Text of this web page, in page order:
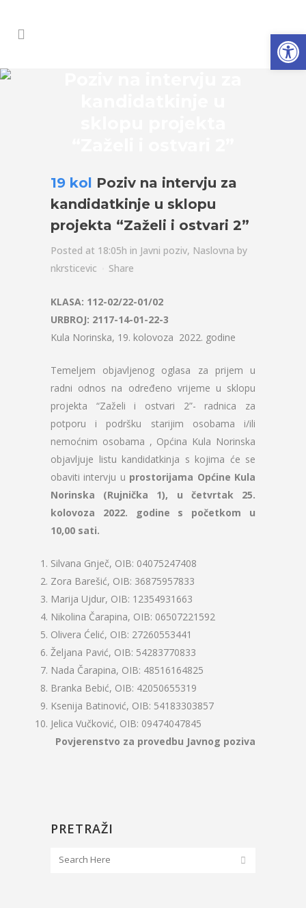
19 kol Poziv na intervju za
kandidatkinje u sklopu
projekta “Zaželi i ostvari 2”
Posted at 18:05h in Javni poziv, Naslovna by
nkrsticevic
Share
KLASA: 112-02/22-01/02
URBROJ: 2117-14-01-22-3
Kula Norinska, 19. kolovoza 2022. godine
Temeljem objavljenog oglasa za prijem u
radni odnos na određeno vrijeme u sklopu
projekta “Zaželi i ostvari 2”- radnica za
potporu i podršku starijim osobama i/ili
nemoćnim osobama , Općina Kula Norinska
objavljuje listu kandidatkinja s kojima će se
obaviti intervju u prostorijama Općine Kula
Norinska (Rujnička 1), u četvrtak 25.
kolovoza 2022. godine s početkom u
10,00 sati.
Silvana Gnječ, OIB: 04075247408
Zora Barešić, OIB: 36875957833
Marija Ujdur, OIB: 12354931663
Nikolina Čarapina, OIB: 06507221592
Olivera Ćelić, OIB: 27260553441
Željana Pavić, OIB: 54283770833
Nada Čarapina, OIB: 48516164825
Branka Bebić, OIB: 42050655319
Ksenija Batinović, OIB: 54183303857
Jelica Vučković, OIB: 09474047845
Povjerenstvo za provedbu Javnog poziva
PRETRAŽI